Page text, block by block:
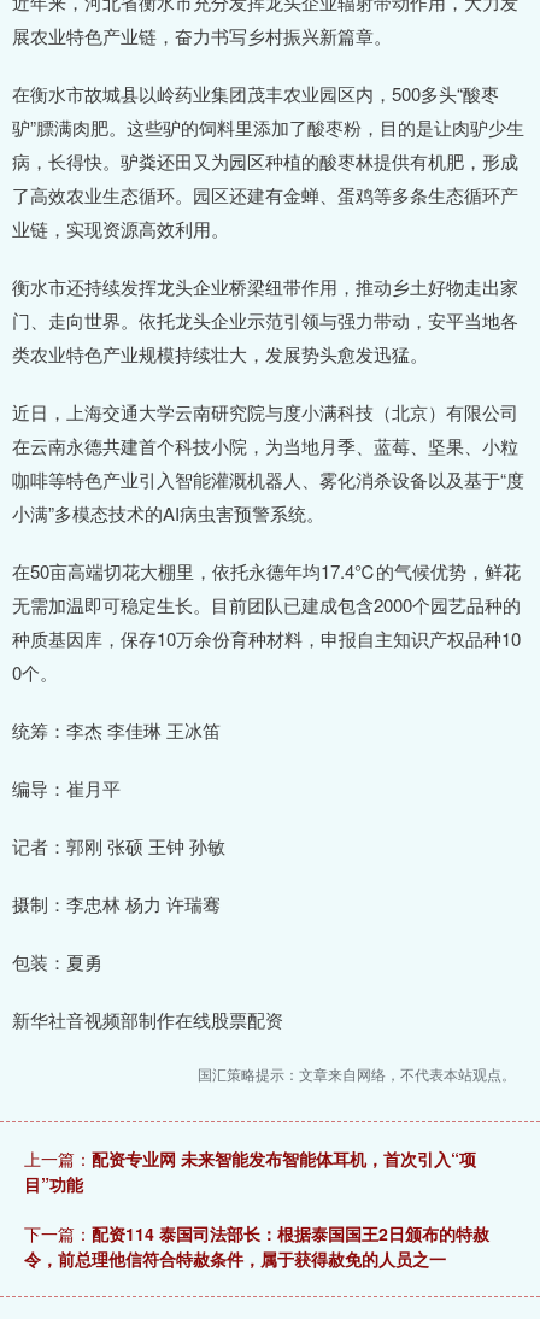
展农业特色产业链，奋力书写乡村振兴新篇章。
在衡水市故城县以岭药业集团茂丰农业园区内，500多头“酸枣
驴”膘满肉肥。这些驴的饲料里添加了酸枣粉，目的是让肉驴少生
病，长得快。驴粪还田又为园区种植的酸枣林提供有机肥，形成
了高效农业生态循环。园区还建有金蝉、蛋鸡等多条生态循环产
业链，实现资源高效利用。
衡水市还持续发挥龙头企业桥梁纽带作用，推动乡土好物走出家
门、走向世界。依托龙头企业示范引领与强力带动，安平当地各
类农业特色产业规模持续壮大，发展势头愈发迅猛。
近日，上海交通大学云南研究院与度小满科技（北京）有限公司
在云南永德共建首个科技小院，为当地月季、蓝莓、坚果、小粒
咖啡等特色产业引入智能灌溉机器人、雾化消杀设备以及基于“度
小满”多模态技术的AI病虫害预警系统。
在50亩高端切花大棚里，依托永德年均17.4℃的气候优势，鲜花
无需加温即可稳定生长。目前团队已建成包含2000个园艺品种的
种质基因库，保存10万余份育种材料，申报自主知识产权品种10
0个。
统筹：李杰 李佳琳 王冰笛
编导：崔月平
记者：郭刚 张硕 王钟 孙敏
摄制：李忠林 杨力 许瑞骞
包装：夏勇
新华社音视频部制作在线股票配资
国汇策略提示：文章来自网络，不代表本站观点。
上一篇： 配资专业网 未来智能发布智能体耳机，首次引入“项
目”功能
下一篇： 配资114 泰国司法部长：根据泰国国王2日颁布的特赦
令，前总理他信符合特赦条件，属于获得赦免的人员之一